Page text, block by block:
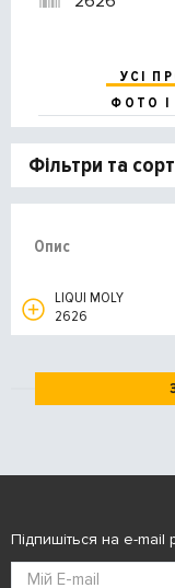
УСІ
ФОТО І
Фільтри та
Опис
LIQUI MOLY
2626
Підпишіться на e-mail